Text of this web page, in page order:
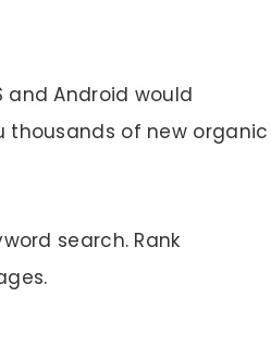
and Android would
thousands of new organic
search. Rank